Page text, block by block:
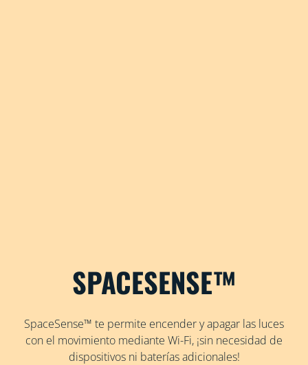
SPACESENSE™
SpaceSense™ te permite encender y apagar las luces
con el movimiento mediante Wi-Fi, ¡sin necesidad de
dispositivos ni baterías adicionales!